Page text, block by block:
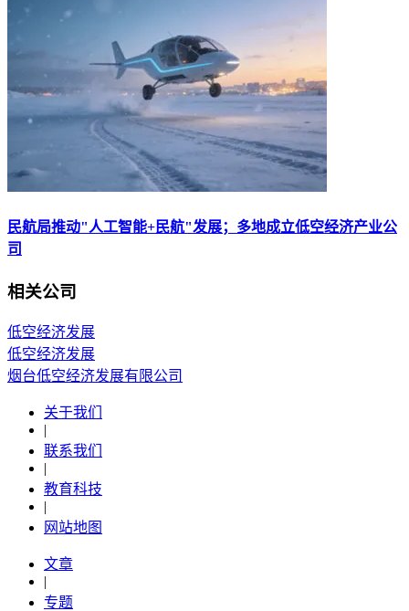
民航局推动"人工智能+民航"发展；多地成立低空经济产业公
司
相关公司
低空经济发展
低空经济发展
烟台低空经济发展有限公司
关于我们
|
联系我们
|
教育科技
|
网站地图
文章
|
专题